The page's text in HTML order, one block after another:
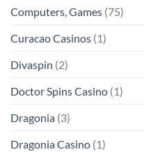
Computers, Games (75)
Curacao Casinos (1)
Divaspin (2)
Doctor Spins Casino (1)
Dragonia (3)
Dragonia Casino (1)